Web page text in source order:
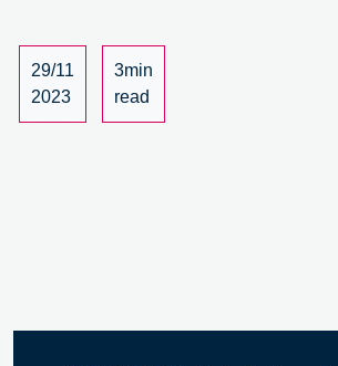
di
Fondazione
Giannino
Bassetti
29/11
2023
3min
read